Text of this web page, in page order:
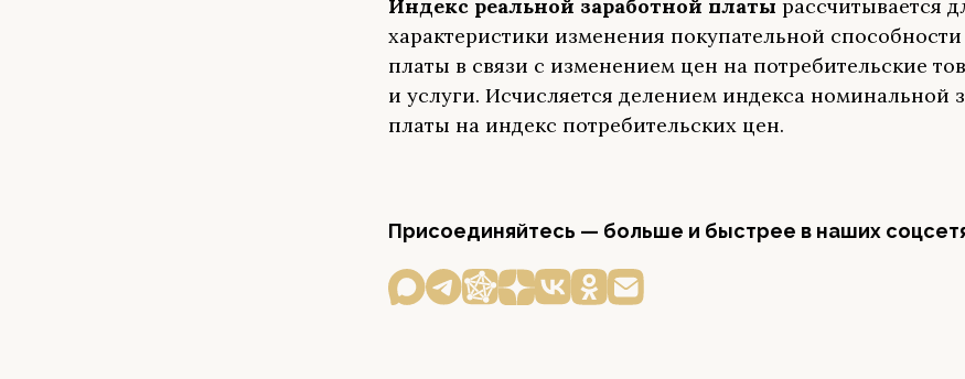
Индекс реальной заработной платы рассчитывается
характеристики изменения покупательной
платы в связи с изменением цен на потребительские
и услуги. Исчисляется делением индекса номинальной
платы на индекс потребительских цен.
Присоединяйтесь — больше и быстрее в наших